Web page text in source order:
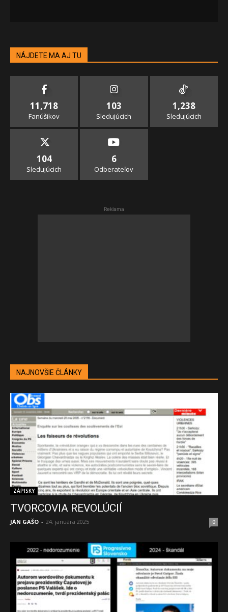
NÁJDETE MA AJ TU
11,718
Fanúšikov
103
Sledujúcich
1,238
Sledujúcich
104
Sledujúcich
6
Odberateľov
Reklama
NAJNOVŠIE ČLÁNKY
ZÁPISKY
TVORCOVIA REVOLÚCIÍ
JÁN GAŠO - 24. januára 2025 0